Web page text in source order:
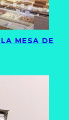
MESA DE